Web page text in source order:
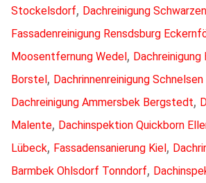
Stockelsdorf, Dachreinigung
Fassadenreinigung Rensdsburg
Moosentfernung Wedel,
Borstel, Dachrinnenreinigung
Dachreinigung Ammersbek Bergstedt,
Malente, Dachinspektion Quickborn
Lübeck, Fassadensanierung Kiel,
Barmbek Ohlsdorf Tonndorf,